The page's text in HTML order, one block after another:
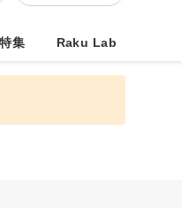
集 Raku Lab